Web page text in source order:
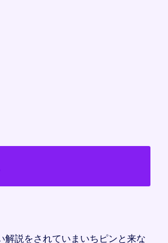
説をされていまいちピンと来な